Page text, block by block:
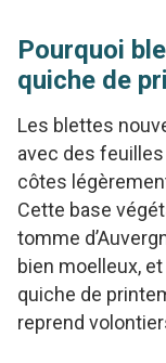
Pourquoi
quiche de
Les blettes
avec des
côtes
Cette base
tomme
bien moelleux,
quiche de
reprend